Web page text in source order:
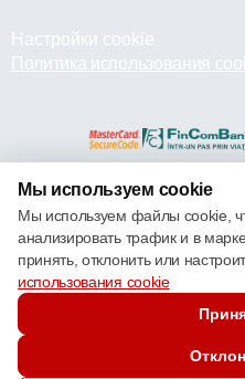
Настройки cookie
Политика использования
© 2013 –
Мы используем cookie
Мы используем файлы cookie,
анализировать трафик и в
принять, отклонить или
использования cookie